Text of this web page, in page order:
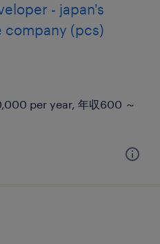
- japan's
(pcs)
per year, 年収600 ～